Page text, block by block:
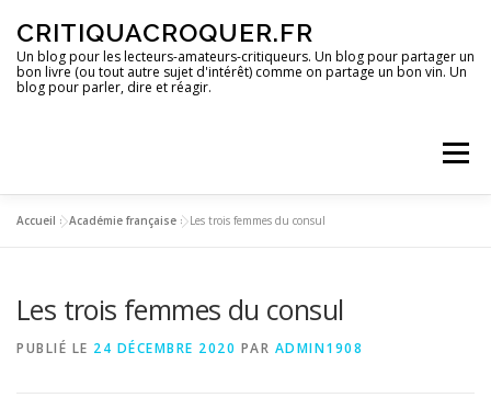
contenu
CRITIQUACROQUER.FR
Un blog pour les lecteurs-amateurs-critiqueurs. Un blog pour partager un
bon livre (ou tout autre sujet d'intérêt) comme on partage un bon vin. Un
blog pour parler, dire et réagir.
Menu
DES IMAGES DES SPECTACLES DES OPINIONS
Accueil »Académie française »Les trois femmes du consul
Les trois femmes du consul
PUBLIÉ LE 24 DÉCEMBRE 2020 PAR ADMIN1908